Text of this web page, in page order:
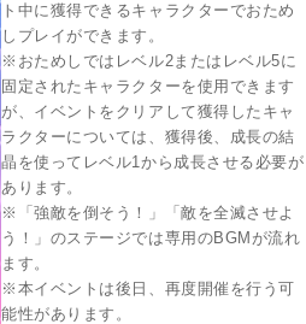
ト中に獲得できるキャラクターでおため
しプレイができます。
※おためしではレベル2またはレベル5に
固定されたキャラクターを使用できます
が、イベントをクリアして獲得したキャ
ラクターについては、獲得後、成長の結
晶を使ってレベル1から成長させる必要が
あります。
※「強敵を倒そう！」「敵を全滅させよ
う！」のステージでは専用のBGMが流れ
ます。
※本イベントは後日、再度開催を行う可
能性があります。